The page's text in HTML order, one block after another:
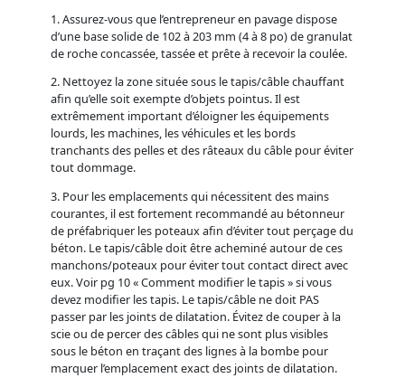
1. Assurez-vous que l’entrepreneur en pavage dispose
d’une base solide de 102 à 203 mm (4 à 8 po) de granulat
de roche concassée, tassée et prête à recevoir la coulée.
2. Nettoyez la zone située sous le tapis/câble chauffant
afin qu’elle soit exempte d’objets pointus. Il est
extrêmement important d’éloigner les équipements
lourds, les machines, les véhicules et les bords
tranchants des pelles et des râteaux du câble pour éviter
tout dommage.
3. Pour les emplacements qui nécessitent des mains
courantes, il est fortement recommandé au bétonneur
de préfabriquer les poteaux afin d’éviter tout perçage du
béton. Le tapis/câble doit être acheminé autour de ces
manchons/poteaux pour éviter tout contact direct avec
eux. Voir pg 10 « Comment modifier le tapis » si vous
devez modifier les tapis. Le tapis/câble ne doit PAS
passer par les joints de dilatation. Évitez de couper à la
scie ou de percer des câbles qui ne sont plus visibles
sous le béton en traçant des lignes à la bombe pour
marquer l’emplacement exact des joints de dilatation.